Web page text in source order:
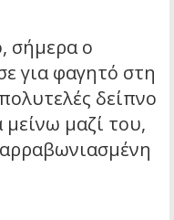
σήμερα ο
για φαγητό στη
δείπνο
μείνω μαζί του,